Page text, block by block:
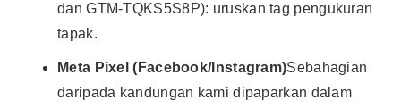
dan GTM-TQKS5S8P): uruskan tag pengukuran
tapak.
Meta Pixel (Facebook/Instagram)Sebahagian
daripada kandungan kami dipaparkan dalam